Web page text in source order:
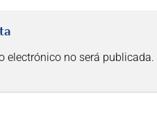
electrónico no será publicada.